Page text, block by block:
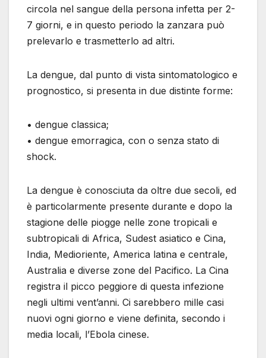
circola nel sangue della persona infetta per 2-
7 giorni, e in questo periodo la zanzara può
prelevarlo e trasmetterlo ad altri.
La dengue, dal punto di vista sintomatologico e
prognostico, si presenta in due distinte forme:
• dengue classica;
• dengue emorragica, con o senza stato di
shock.
La dengue è conosciuta da oltre due secoli, ed
è particolarmente presente durante e dopo la
stagione delle piogge nelle zone tropicali e
subtropicali di Africa, Sudest asiatico e Cina,
India, Medioriente, America latina e centrale,
Australia e diverse zone del Pacifico. La Cina
registra il picco peggiore di questa infezione
negli ultimi vent’anni. Ci sarebbero mille casi
nuovi ogni giorno e viene definita, secondo i
media locali, l’Ebola cinese.